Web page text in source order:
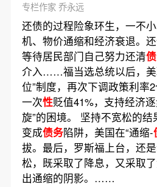
专栏作家 乔永远
还债的过程险象环生，一不
机、物价通缩和经济衰退。
等待居民部门自己努力还清
介入……福当选总统以后，美
位”制度，再次下调政策利率
一次性贬值41%，支持经济
旋”的困境。 坚持不宽松的结
变成债务陷阱，美国在“通缩-
拔。最后，罗斯福上台，还
松，既采取了降息，又采取
出通缩的阴影。……